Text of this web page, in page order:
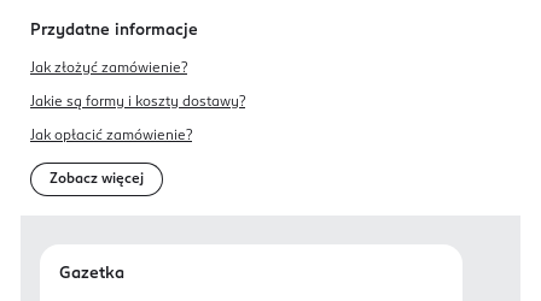
Przydatne informacje
Jak złożyć zamówienie?
Jakie są formy i koszty dostawy?
Jak opłacić zamówienie?
Zobacz więcej
Gazetka